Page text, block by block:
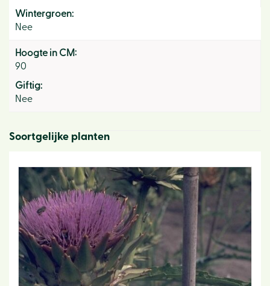
Wintergroen:
Nee
Hoogte in CM:
90
Giftig:
Nee
Soortgelijke planten